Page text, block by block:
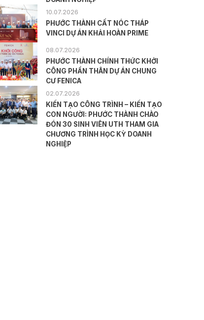
10.07.2026
PHƯỚC THÀNH CẤT NÓC THÁP
VINCI DỰ ÁN KHẢI HOÀN PRIME
08.07.2026
PHƯỚC THÀNH CHÍNH THỨC KHỞI
CÔNG PHẦN THÂN DỰ ÁN CHUNG
CƯ FENICA
02.07.2026
KIẾN TẠO CÔNG TRÌNH – KIẾN TẠO
CON NGƯỜI: PHƯỚC THÀNH CHÀO
ĐÓN 30 SINH VIÊN UTH THAM GIA
CHƯƠNG TRÌNH HỌC KỲ DOANH
NGHIỆP